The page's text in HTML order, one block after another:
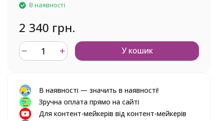
В наявності
2 340 грн.
У кошик
В наявності — значить в наявності!
Зручна оплата прямо на сайті
Для контент-мейкерів від контент-мейкерів